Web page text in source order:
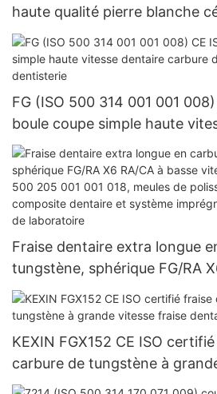
haute qualité pierre blanche
abrasifs dentaires grossistes
FG (ISO 500 314 001 001
boule coupe simple haute
carbure de tungstène fraise
Fraise dentaire extra longue
tungstène, sphérique FG/RA
vitesse, ISO 500 205 001 001
polissage en résine composite
système imprégné de diamant
laboratoire
KEXIN FGX152 CE ISO
carbure de tungstène à
dentaire Endo Z